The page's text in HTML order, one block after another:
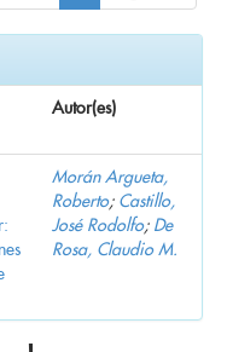
Autor(es)
Morán Argueta,
Roberto; Castillo,
José Rodolfo; De
Rosa, Claudio M.